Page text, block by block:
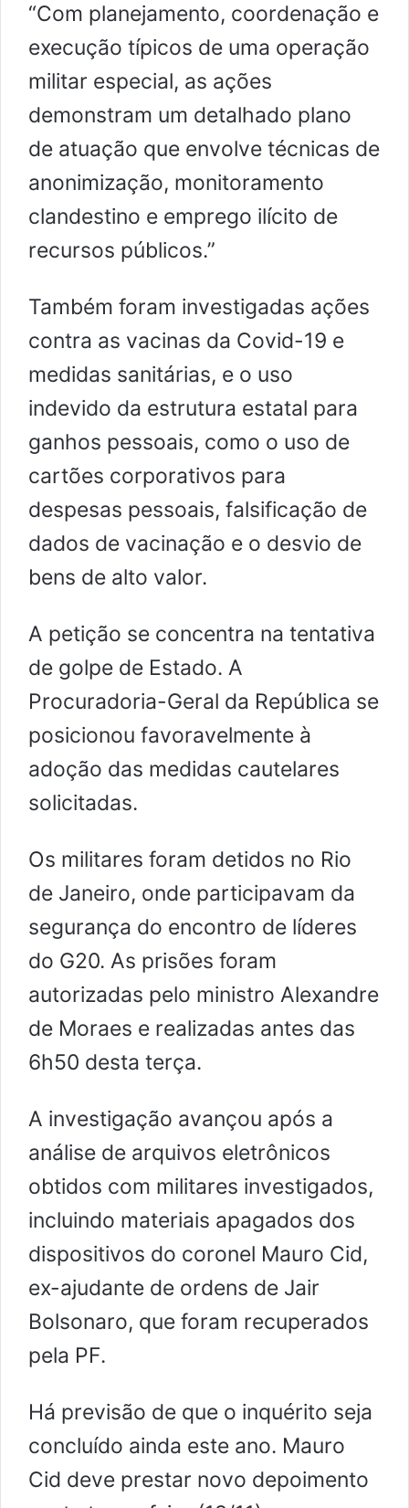
“Com planejamento, coordenação e
execução típicos de uma operação
militar especial, as ações
demonstram um detalhado plano
de atuação que envolve técnicas de
anonimização, monitoramento
clandestino e emprego ilícito de
recursos públicos.”
Também foram investigadas ações
contra as vacinas da Covid-19 e
medidas sanitárias, e o uso
indevido da estrutura estatal para
ganhos pessoais, como o uso de
cartões corporativos para
despesas pessoais, falsificação de
dados de vacinação e o desvio de
bens de alto valor.
A petição se concentra na tentativa
de golpe de Estado. A
Procuradoria-Geral da República se
posicionou favoravelmente à
adoção das medidas cautelares
solicitadas.
Os militares foram detidos no Rio
de Janeiro, onde participavam da
segurança do encontro de líderes
do G20. As prisões foram
autorizadas pelo ministro Alexandre
de Moraes e realizadas antes das
6h50 desta terça.
A investigação avançou após a
análise de arquivos eletrônicos
obtidos com militares investigados,
incluindo materiais apagados dos
dispositivos do coronel Mauro Cid,
ex-ajudante de ordens de Jair
Bolsonaro, que foram recuperados
pela PF.
Há previsão de que o inquérito seja
concluído ainda este ano. Mauro
Cid deve prestar novo depoimento